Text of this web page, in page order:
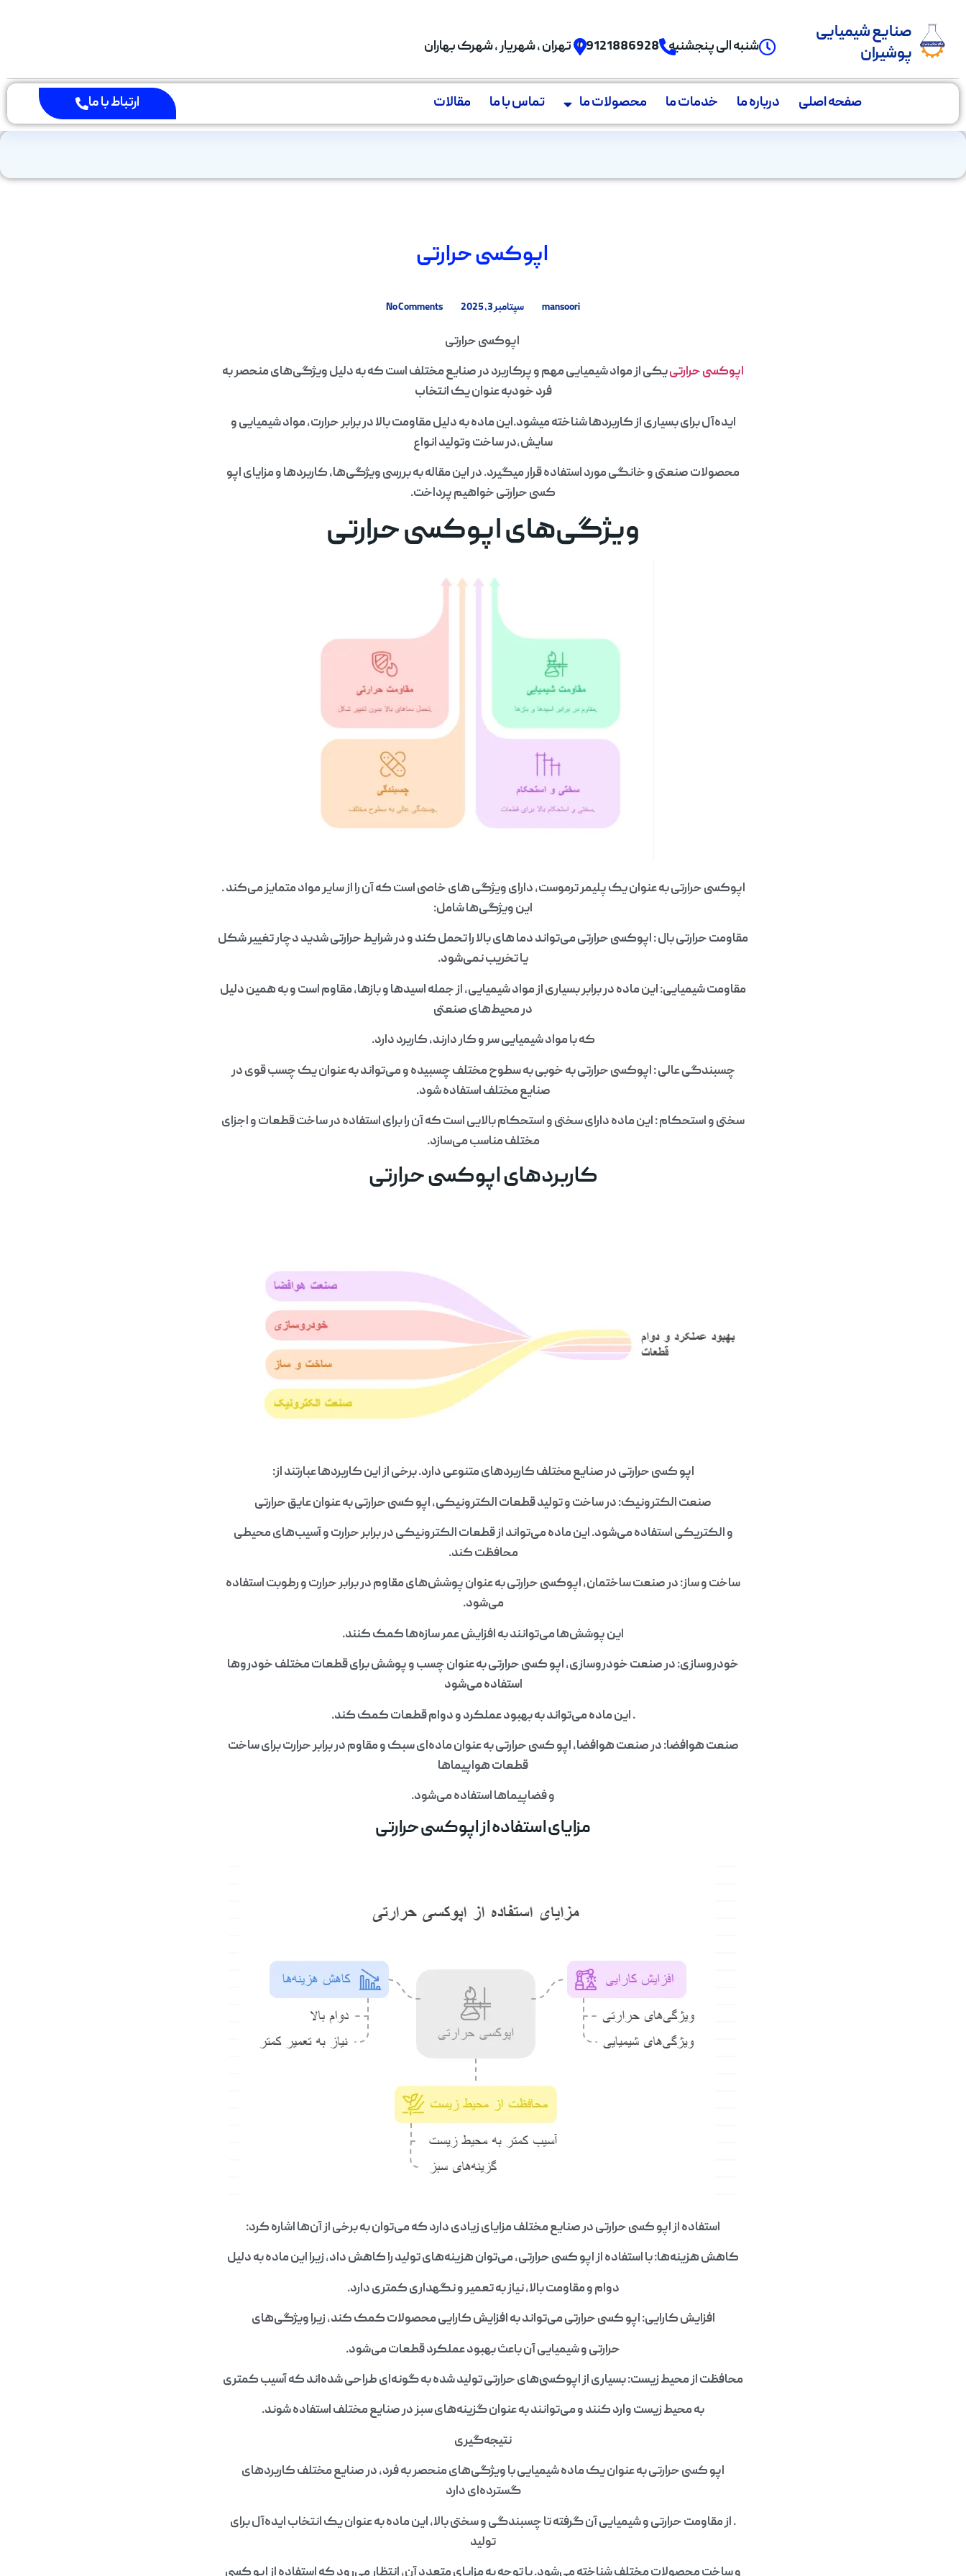
صنایع شیمیایی
پوشیران
شنبه الی پنجشنبه 09121886928 تهران , شهریار , شهرک بهاران
صفحه اصلی درباره ما خدمات ما محصولات ما تماس با ما مقالات ارتباط با ما
اپوکسی حرارتی
mansoori سپتامبر 3, 2025 No Comments
اپوکسی حرارتی
اپوکسی حرارتییکی از مواد شیمیایی مهم و پرکاربرد در صنایع مختلف است که به دلیل ویژگی‌های منحصر به
فرد خودبه عنوان یک انتخاب
ایده‌آل برای بسیاری از کاربردها شناخته میشود.این ماده به دلیل مقاومت بالا در برابر حرارت، مواد شیمیایی و
سایش،در ساخت وتولید انواع
محصولات صنعتی و خانگی مورد استفاده قرار میگیرد.در این مقاله به بررسی ویژگی‌ها، کاربردها و مزایای اپو
کسی حرارتی خواهیم پرداخت.
ویژگی‌های اپوکسی حرارتی
اپوکسی حرارتی به عنوان یک پلیمر ترموست، دارای ویژگی‌ های خاصی است که آن را از سایر مواد متمایز می‌کند .
این ویژگی‌ها شامل:
مقاومت حرارتی بال : اپوکسی حرارتی می‌تواند دما های بالا را تحمل کند و در شرایط حرارتی شدید دچار تغییر شکل
یا تخریب نمی‌شود.
مقاومت شیمیایی: این ماده در برابر بسیاری از مواد شیمیایی، از جمله اسیدها و بازها، مقاوم است و به همین دلیل
در محیط‌های صنعتی
که با مواد شیمیایی سر و کار دارند، کاربرد دارد.
چسبندگی عالی : اپوکسی حرارتی به خوبی به سطوح مختلف چسبیده و می‌تواند به عنوان یک چسب قوی در
صنایع مختلف استفاده شود.
سختی و استحکام : این ماده دارای سختی و استحکام بالایی است که آن را برای استفاده در ساخت قطعات و اجزای
مختلف مناسب می‌سازد.
کاربردهای اپوکسی حرارتی
اپو کسی حرارتی در صنایع مختلف کاربردهای متنوعی دارد. برخی از این کاربردها عبارتند از:
صنعت الکترونیک: در ساخت و تولید قطعات الکترونیکی، اپو کسی حرارتی به عنوان عایق حرارتی
و الکتریکی استفاده می‌شود. این ماده می‌تواند از قطعات الکترونیکی در برابر حرارت و آسیب‌های محیطی
محافظت کند.
ساخت و ساز: در صنعت ساختمان، اپوکسی حرارتی به عنوان پوشش‌های مقاوم در برابر حرارت و رطوبت استفاده
می‌شود.
این پوشش‌ها می‌توانند به افزایش عمر سازه‌ها کمک کنند.
خودروسازی: در صنعت خودروسازی، اپو کسی حرارتی به عنوان چسب و پوشش برای قطعات مختلف خودروها
استفاده می‌شود
. این ماده می‌تواند به بهبود عملکرد و دوام قطعات کمک کند.
صنعت هوافضا: در صنعت هوافضا، اپو کسی حرارتی به عنوان ماده‌ای سبک و مقاوم در برابر حرارت برای ساخت
قطعات هواپیماها
و فضاپیماها استفاده می‌شود.
مزایای استفاده از اپوکسی حرارتی
استفاده از اپو کسی حرارتی در صنایع مختلف مزایای زیادی دارد که می‌توان به برخی از آن‌ها اشاره کرد:
کاهش هزینه‌ها: با استفاده از اپو کسی حرارتی، می‌توان هزینه‌های تولید را کاهش داد، زیرا این ماده به دلیل
دوام و مقاومت بالا، نیاز به تعمیر و نگهداری کمتری دارد.
افزایش کارایی: اپو کسی حرارتی می‌تواند به افزایش کارایی محصولات کمک کند، زیرا ویژگی‌های
حرارتی و شیمیایی آن باعث بهبود عملکرد قطعات می‌شود.
محافظت از محیط زیست: بسیاری از اپوکسی‌های حرارتی تولید شده به گونه‌ای طراحی شده‌اند که آسیب کمتری
به محیط زیست وارد کنند و می‌توانند به عنوان گزینه‌های سبز در صنایع مختلف استفاده شوند.
نتیجه‌گیری
اپو کسی حرارتی به عنوان یک ماده شیمیایی با ویژگی‌های منحصر به فرد، در صنایع مختلف کاربردهای
گسترده‌ای دارد
. از مقاومت حرارتی و شیمیایی آن گرفته تا چسبندگی و سختی بالا، این ماده به عنوان یک انتخاب ایده‌آل برای
تولید